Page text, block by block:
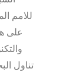
للامم
على
تناول